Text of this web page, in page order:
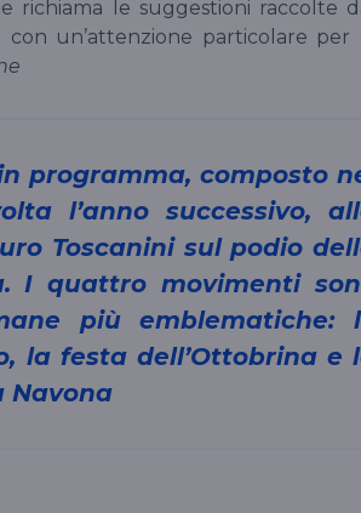
richiama le suggestioni raccolte
un’attenzione particolare per
l’anno successivo,
Toscanini sul podio
I quattro movimenti
più emblematiche:
la festa dell’Ottobrina e
Navona